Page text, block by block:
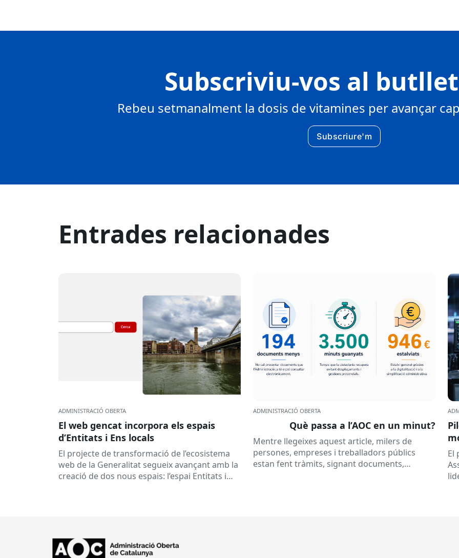
Subscriviu-vos al
Rebeu setmanalment la dosis de vitamines per avançar
Subscriure'm
Entrades relacionades
ADMINISTRACIÓ OBERTA
El web gencat incorpora els espais
d’Entitats i Ens locals
El projecte de transformació de l’ecosistema
web de la Generalitat segueix avançant amb la
creació de dos nous espais: l’espai Entitats i
ADMINISTRACIÓ OBERTA
Què passa a l’AOC en un minut?
Mentre llegeixes aquest article, milers de
persones, empreses i treballadors públics
estan fent tràmits, signant documents,
El